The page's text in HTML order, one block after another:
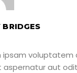
ipsam voluptatem
aspernatur aut